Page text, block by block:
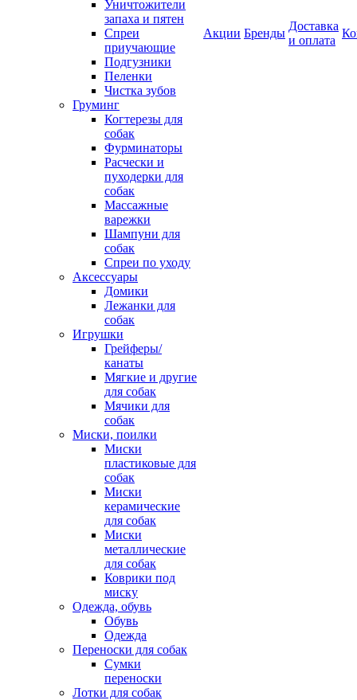
Уничтожители
запаха и пятен
Спреи
приучающие
Подгузники
Пеленки
Чистка зубов
Груминг
Когтерезы для
собак
Фурминаторы
Расчески и
пуходерки для
собак
Массажные
варежки
Шампуни для
собак
Спреи по уходу
Аксессуары
Домики
Лежанки для
собак
Игрушки
Грейферы/
канаты
Мягкие и другие
для собак
Мячики для
собак
Миски, поилки
Миски
пластиковые для
собак
Миски
керамические
для собак
Миски
металлические
для собак
Коврики под
миску
Одежда, обувь
Обувь
Одежда
Переноски для собак
Сумки
переноски
Лотки для собак
Акции Бренды
Доставка
и оплата